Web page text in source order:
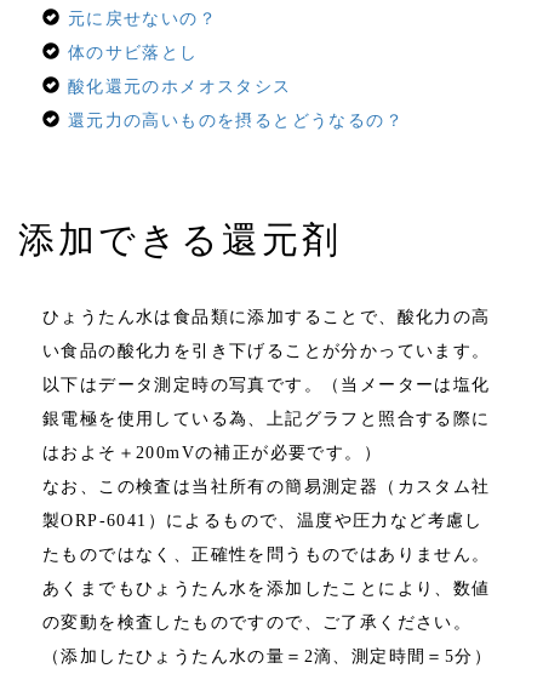
元に戻せないの？
体のサビ落とし
酸化還元のホメオスタシス
還元力の高いものを摂るとどうなるの？
添加できる還元剤
ひょうたん水は食品類に添加することで、酸化力の高
い食品の酸化力を引き下げることが分かっています。
以下はデータ測定時の写真です。（当メーターは塩化
銀電極を使用している為、上記グラフと照合する際に
はおよそ＋200mVの補正が必要です。）
なお、この検査は当社所有の簡易測定器（カスタム社
製ORP-6041）によるもので、温度や圧力など考慮し
たものではなく、正確性を問うものではありません。
あくまでもひょうたん水を添加したことにより、数値
の変動を検査したものですので、ご了承ください。
（添加したひょうたん水の量＝2滴、測定時間＝5分）